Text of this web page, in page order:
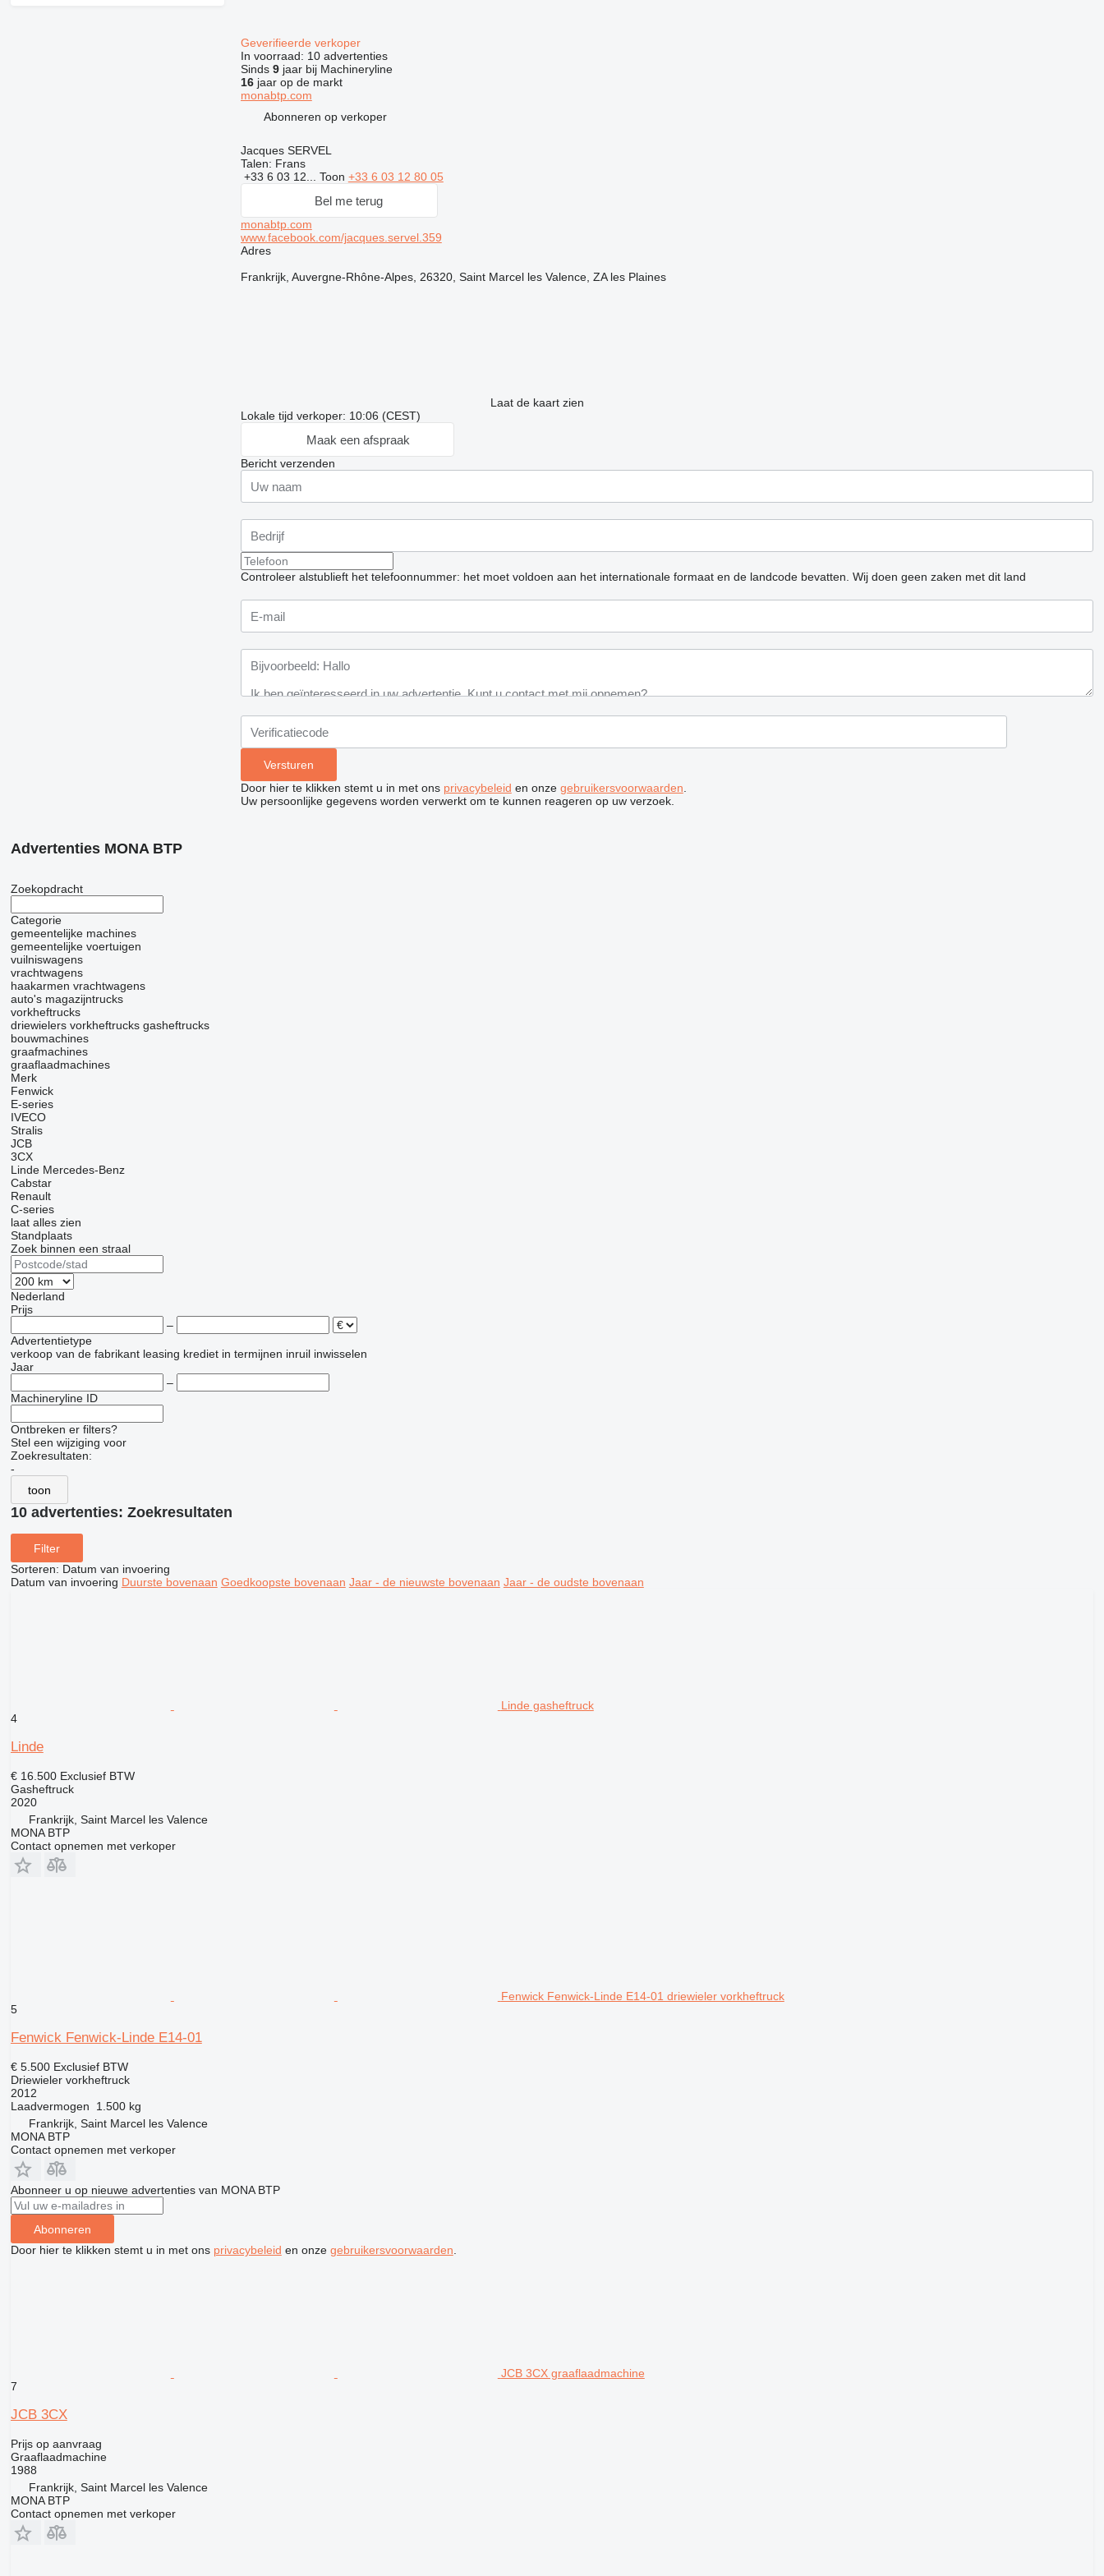
Geverifieerde verkoper
In voorraad: 10 advertenties
Sinds 9jaar bij Machineryline
16jaar op de markt
monabtp.com
Abonneren op verkoper
Jacques SERVEL
Talen: Frans
+33 6 03 12... Toon +33 6 03 12 80 05
Bel me terug
monabtp.com
www.facebook.com/jacques.servel.359
Adres
Frankrijk, Auvergne-Rhône-Alpes, 26320, Saint Marcel les Valence, ZA les Plaines
Laat de kaart zien
Lokale tijd verkoper: 10:06 (CEST)
Maak een afspraak
Bericht verzenden
Controleer alstublieft het telefoonnummer: het moet voldoen aan het internationale formaat en de landcode bevatten. Wij doen geen zaken met dit land
Door hier te klikken stemt u in met ons privacybeleid en onze gebruikersvoorwaarden
Uw persoonlijke gegevens worden verwerkt om te kunnen reageren op uw verzoek.
Advertenties MONA BTP
Zoekopdracht
Categorie
gemeentelijke machines
gemeentelijke voertuigen
vuilniswagens
vrachtwagens
haakarmen vrachtwagens
auto's magazijntrucks
vorkheftrucks
driewielers vorkheftrucks gasheftrucks
bouwmachines
graafmachines
graaflaadmachines
Merk
Fenwick
E-series
IVECO
Stralis
JCB
3CX
Linde Mercedes-Benz
Cabstar
Renault
C-series
laat alles zien
Standplaats
Zoek binnen een straal
Nederland
Prijs
–
Advertentietype
verkoop van de fabrikant leasing krediet in termijnen inruil inwisselen
Jaar
–
Machineryline ID
Ontbreken er filters?
Stel een wijziging voor
Zoekresultaten:
-
toon
10 advertenties: Zoekresultaten
Filter
Sorteren: Datum van invoering
Datum van invoering Duurste bovenaan Goedkoopste bovenaan Jaar - de nieuwste bovenaan Jaar - de oudste bovenaan
Linde gasheftruck
4
Linde
€ 16.500 Exclusief BTW
Gasheftruck
2020
Frankrijk, Saint Marcel les Valence
MONA BTP
Contact opnemen met verkoper
Fenwick Fenwick-Linde E14-01 driewieler vorkheftruck
5
Fenwick Fenwick-Linde E14-01
€ 5.500 Exclusief BTW
Driewieler vorkheftruck
2012
Laadvermogen
1.500 kg
Frankrijk, Saint Marcel les Valence
MONA BTP
Contact opnemen met verkoper
Abonneer u op nieuwe advertenties van MONA BTP
Abonneren
Door hier te klikken stemt u in met ons privacybeleid en onze gebruikersvoorwaarden
JCB 3CX graaflaadmachine
7
JCB 3CX
Prijs op aanvraag
Graaflaadmachine
1988
Frankrijk, Saint Marcel les Valence
MONA BTP
Contact opnemen met verkoper